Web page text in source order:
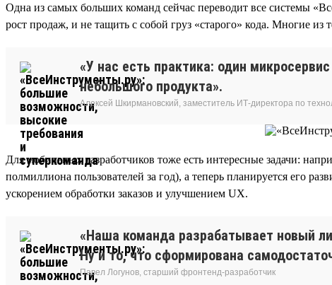
Одна из самых больших команд сейчас переводит все системы
рост продаж, и не тащить с собой груз «старого» кода. Многие
«У нас есть практика: один
небольшого продукта».
Алексей Шкирмановский, заместитель ИТ-директора по
Для мобильных разработчиков тоже есть интересные задачи:
полмиллиона пользователей за год), а теперь планируется его
ускорением обработки заказов и улучшением UX.
«Наша команда разрабатывает новый
Ну и то, что сформирована
Павел Логунов, старший фронтенд-разработчик